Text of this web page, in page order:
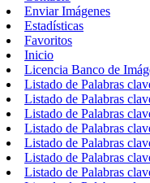
Enviar Imágenes
Estadísticas
Favoritos
Inicio
Licencia Banco de
Listado de Palabras
Listado de Palabras
Listado de Palabras
Listado de Palabras
Listado de Palabras
Listado de Palabras
Listado de Palabras